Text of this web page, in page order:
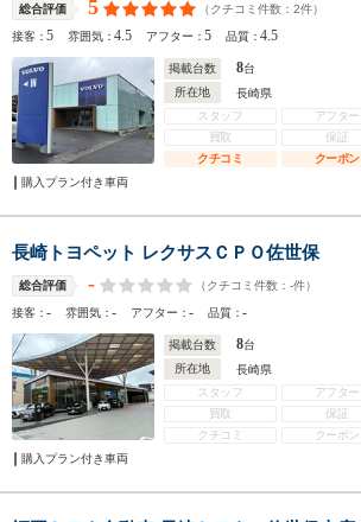
総合評価 5 （クチコミ件数： 2件）
接客：5 雰囲気：4.5 アフター：5 品質：4.5
掲載台数 8台
所在地
長崎県
スタッフ
アフター
買取
保証
クチコミ
クーポン
購入プラン付き車両
長崎トヨペット レクサスＣＰＯ佐世保
総合評価 - （クチコミ件数： -件）
接客：- 雰囲気：- アフター：- 品質：-
掲載台数 8台
所在地
長崎県
スタッフ
アフター
買取
保証
クチコミ
クーポン
購入プラン付き車両